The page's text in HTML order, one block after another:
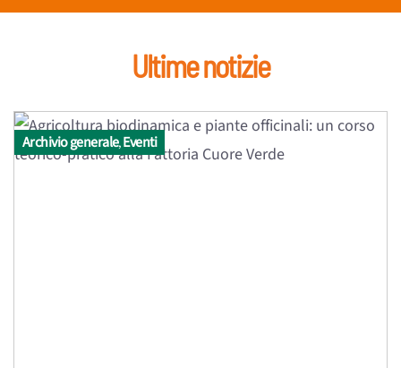
Ultime notizie
Archivio generale,Eventi